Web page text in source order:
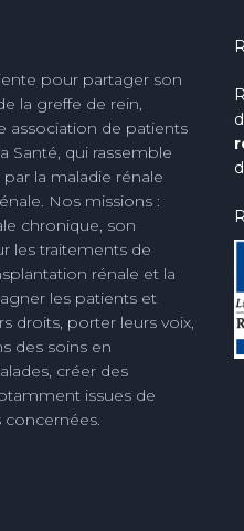
pour partager son
la greffe de rein,
association de patients
Santé, qui rassemble
la maladie rénale
Nos missions :
chronique, son
les traitements de
rénale et la
les patients et
droits, porter leurs voix,
des soins en
créer des
issues de